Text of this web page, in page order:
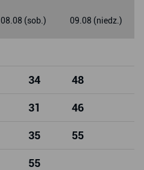
08.08 (sob.) 09.08 (niedz.)
34 48
31 46
35 55
55